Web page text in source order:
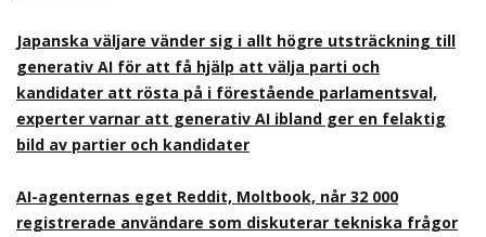
Japanska väljare vänder sig i allt högre utsträckning till
generativ AI för att få hjälp att välja parti och
kandidater att rösta på i förestående parlamentsval,
experter varnar att generativ AI ibland ger en felaktig
bild av partier och kandidater
AI-agenternas eget Reddit, Moltbook, når 32 000
registrerade användare som diskuterar tekniska frågor